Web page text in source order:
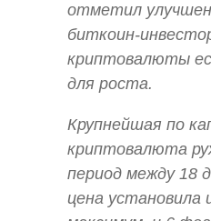
отметил
биткоин-
криптовалюты
для роста.
Крупнейшая по
криптовалюта
период между 18
цена установила